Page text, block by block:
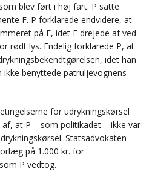
blev ført i høj fart. P satte
F. P forklarede endvidere, at
på F, idet F drejede af ved
rødt lys. Endelig forklarede P, at
idet han
benyttede patruljevognens
for udrykningskørsel
at P – som politikadet – ikke var
Statsadvokaten
på 1.000 kr. for
P vedtog.